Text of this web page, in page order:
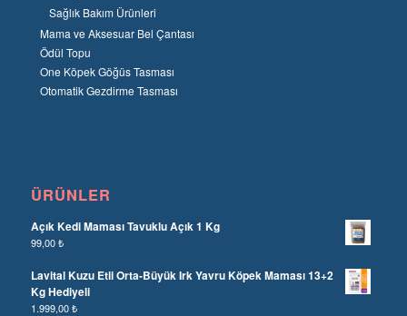
Sağlık Bakım Ürünleri
Mama ve Aksesuar Bel Çantası
Ödül Topu
One Köpek Göğüs Tasması
Otomatik Gezdirme Tasması
ÜRÜNLER
Açık Kedi Maması Tavuklu Açık 1 Kg
99,00₺
Lavital Kuzu Etli Orta-Büyük Irk Yavru Köpek Maması 13+2
Kg Hediyeli
1.999,00₺